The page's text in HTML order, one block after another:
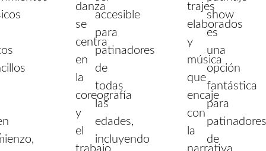
danza
se
centra
en
la
coreografía
y
el
trabajo
accesible
para
patinadores
de
todas
las
edades,
incluyendo
trajes
elaborados
y
música
que
encaje
con
la
narrativa
show
es
una
opción
fantástica
para
patinadores
de